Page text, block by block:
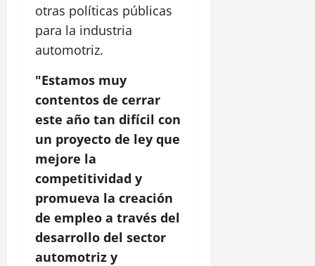
otras políticas públicas
para la industria
automotriz.
"Estamos muy
contentos de cerrar
este año tan difícil con
un proyecto de ley que
mejore la
competitividad y
promueva la creación
de empleo a través del
desarrollo del sector
automotriz y